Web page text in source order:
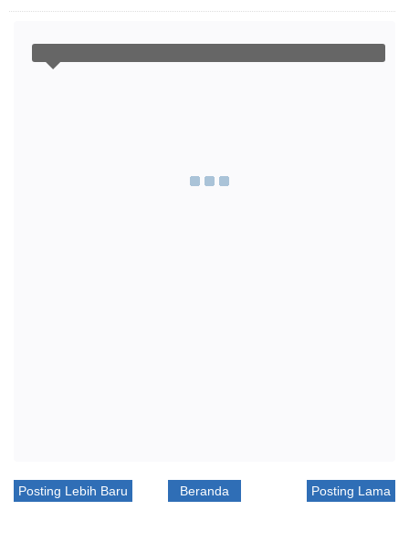
Posting Lebih Baru Posting Lama
Beranda